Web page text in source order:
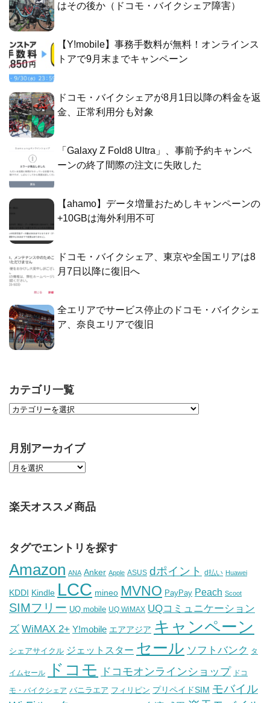
はその後か（ドコモ・バイクシェア障害）
【Y!mobile】事務手数料が無料！オンラインス
トアで9月末までキャンペーン
ドコモ・バイクシェアが8月1日以降の料金を返
金、正常利用分も対象
「Galaxy Z Fold8 Ultra」、事前予約キャンペ
ーンの終了間際の注文に失敗した
【ahamo】データ増量おためしキャンペーンの
+10GBは海外利用不可
ドコモ・バイクシェア、東京や全国エリアは8
月7日以降に復旧へ
全エリアでサービス停止のドコモ・バイクシェ
ア、奈良エリアで復旧
カテゴリ一覧
月別アーカイブ
楽天オススメ商品
タグでエントリを探す
Amazon ANA Anker Apple ASUS dポイント d払い Huawei
KDDI Kindle LCC mineo MVNO PayPay Peach Scoot
SIMフリー UQ mobile UQ WiMAX UQコミュニケーション
ズ WiMAX 2+ Y!mobile エアアジア キャンペーン
シェアサイクル ジェットスター セール ソフトバンク タ
イムセール ドコモ ドコモオンラインショップ ドコ
モ・バイクシェア バニラエア フィリピン プリペイドSIM モバイル